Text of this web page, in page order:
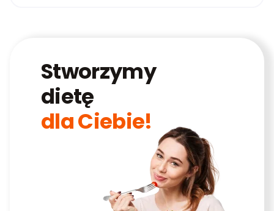
Stworzymy
dietę
dla Ciebie!